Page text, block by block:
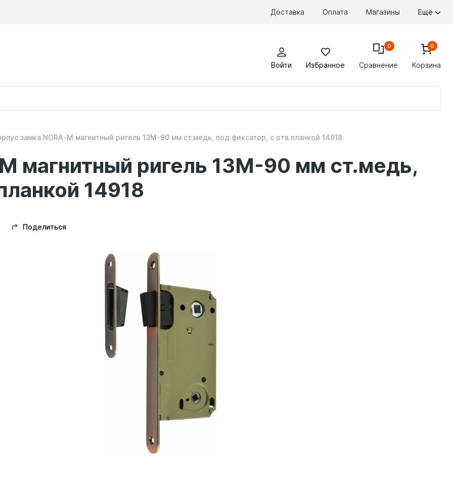
Доставка Оплата Магазины Ещё
Войти Избранное Сравнение
0
Корзина
0
магнитный ригель 13М-90 мм ст.медь,
14918
замка NORA-M магнитный ригель 13М-90 мм ст.медь, под фиксатор, с отв.планкой 14918
Поделиться